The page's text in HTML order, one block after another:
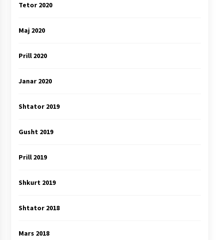
Tetor 2020
Maj 2020
Prill 2020
Janar 2020
Shtator 2019
Gusht 2019
Prill 2019
Shkurt 2019
Shtator 2018
Mars 2018